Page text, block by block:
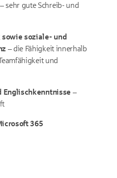
sehr gute Schreib- und
soziale- und
–die Fähigkeit innerhalb
und
Englischkenntnisse –
365